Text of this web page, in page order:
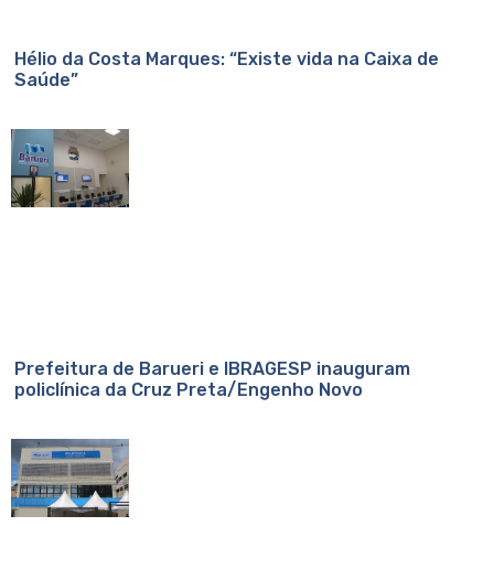
Hélio da Costa Marques: “Existe vida na Caixa de
Saúde”
Prefeitura de Barueri e IBRAGESP inauguram
policlínica da Cruz Preta/Engenho Novo